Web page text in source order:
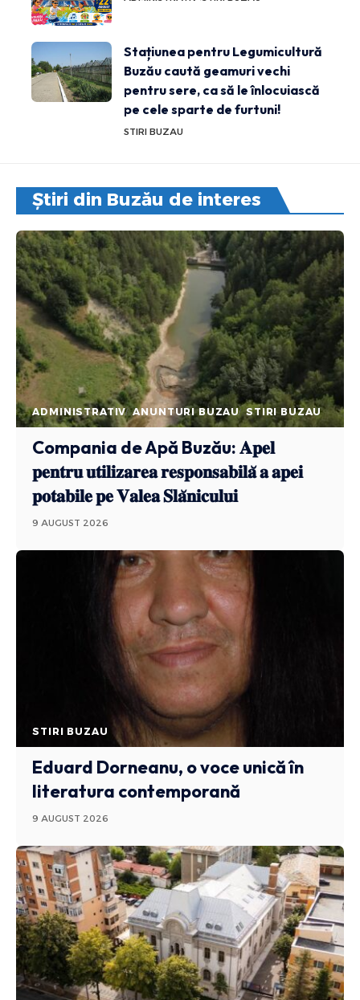
Stațiunea pentru Legumicultură
Buzău caută geamuri vechi
pentru sere, ca să le înlocuiască
pe cele sparte de furtuni!
STIRI BUZAU
Știri din Buzău de interes
ADMINISTRATIV ANUNTURI BUZAU STIRI BUZAU
Compania de Apă Buzău: 𝐀𝐩𝐞𝐥
𝐩𝐞𝐧𝐭𝐫𝐮 𝐮𝐭𝐢𝐥𝐢𝐳𝐚𝐫𝐞𝐚 𝐫𝐞𝐬𝐩𝐨𝐧𝐬𝐚𝐛𝐢𝐥𝐚̆ 𝐚 𝐚𝐩𝐞𝐢
𝐩𝐨𝐭𝐚𝐛𝐢𝐥𝐞 𝐩𝐞 𝐕𝐚𝐥𝐞𝐚 𝐒𝐥𝐚̆𝐧𝐢𝐜𝐮𝐥𝐮𝐢
9 AUGUST 2026
STIRI BUZAU
Eduard Dorneanu, o voce unică în
literatura contemporană
9 AUGUST 2026